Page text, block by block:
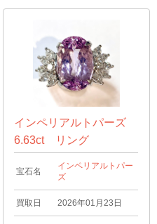
インペリアルトパーズ
6.63ct リング
宝石名
インペリアルトパー
ズ
買取日 2026年01月23日